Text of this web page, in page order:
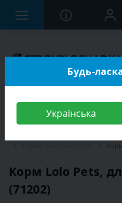
Корм Lolo Pets,
(71202)
Будь-
Українська